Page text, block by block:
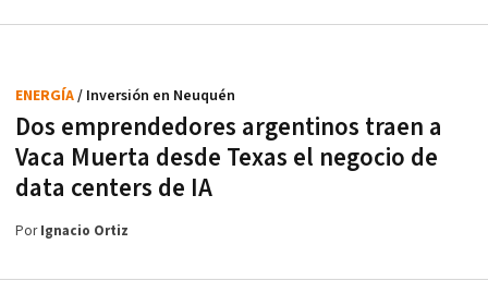
Dos emprendedores argentinos traen a
Vaca Muerta desde Texas el negocio de
data centers de IA
ENERGÍA/ Inversión en Neuquén
PorIgnacio Ortiz